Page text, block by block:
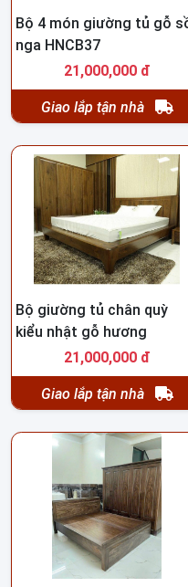
Bộ 4 món giường tủ gỗ
nga HNCB37
21,000,000 đ
Giao lắp tận nhà
Bộ giường tủ chân quỳ
kiểu nhật gỗ hương
HNCB3621,000,000 đ
Giao lắp tận nhà